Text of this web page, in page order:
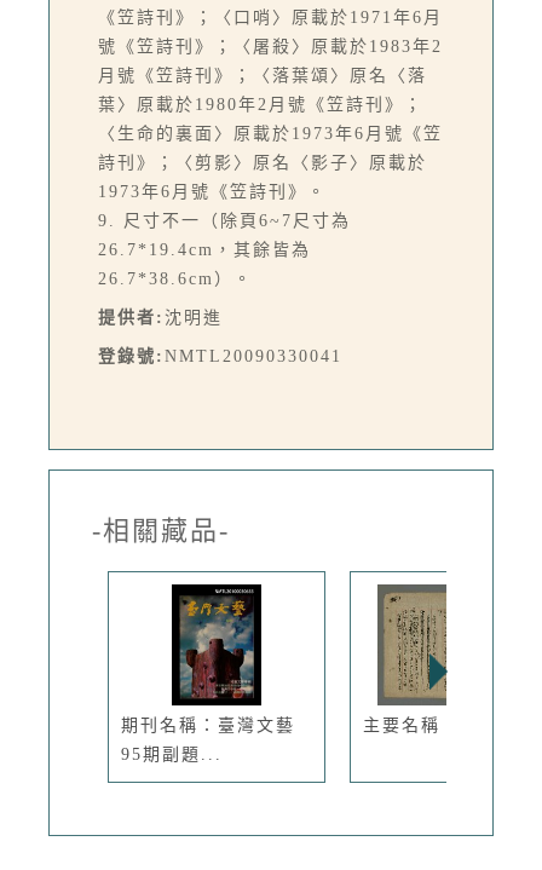
《笠詩刊》；〈口哨〉原載於1971年6月
號《笠詩刊》；〈屠殺〉原載於1983年2
月號《笠詩刊》；〈落葉頌〉原名〈落
葉〉原載於1980年2月號《笠詩刊》；
〈生命的裏面〉原載於1973年6月號《笠
詩刊》；〈剪影〉原名〈影子〉原載於
1973年6月號《笠詩刊》。
9. 尺寸不一（除頁6~7尺寸為
26.7*19.4cm，其餘皆為
26.7*38.6cm）。
提供者: 沈明進
登錄號: NMTL20090330041
-相關藏品-
期刊名稱：臺灣文藝
95期副題...
主要名稱：故鄉篇